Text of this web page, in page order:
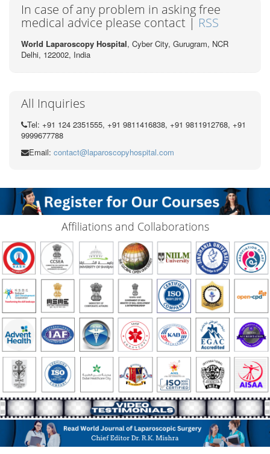
In case of any problem in asking free
medical advice please contact | RSS
World Laparoscopy Hospital, Cyber City, Gurugram, NCR
Delhi, 122002, India
All Inquiries
Tel: +91 124 2351555, +91 9811416838, +91 9811912768, +91
9999677788
Email: contact@laparoscopyhospital.com
Affiliations and Collaborations